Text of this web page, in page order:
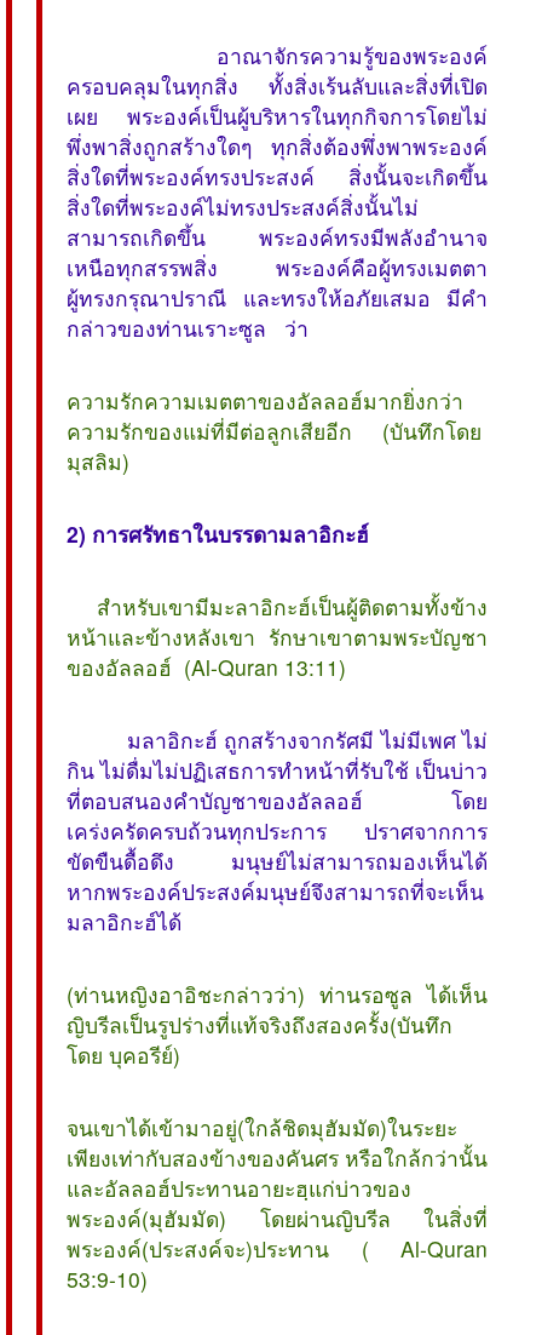
อาณาจักรความรู้ของพระองค์
ครอบคลุมในทุกสิ่ง ทั้งสิ่งเร้นลับและสิ่งที่เปิด
เผย พระองค์เป็นผู้บริหารในทุกกิจการโดยไม่
พึ่งพาสิ่งถูกสร้างใดๆ ทุกสิ่งต้องพึ่งพาพระองค์
สิ่งใดที่พระองค์ทรงประสงค์ สิ่งนั้นจะเกิดขึ้น
สิ่งใดที่พระองค์ไม่ทรงประสงค์สิ่งนั้นไม่
สามารถเกิดขึ้น พระองค์ทรงมีพลังอำนาจ
เหนือทุกสรรพสิ่ง พระองค์คือผู้ทรงเมตตา
ผู้ทรงกรุณาปราณี และทรงให้อภัยเสมอ มีคำ
กล่าวของท่านเราะซูล ว่า
ความรักความเมตตาของอัลลอฮ์มากยิ่งกว่า
ความรักของแม่ที่มีต่อลูกเสียอีก (บันทึกโดย
มุสลิม)
2) การศรัทธาในบรรดามลาอิกะฮ์
 สำหรับเขามีมะลาอิกะฮ์เป็นผู้ติดตามทั้งข้าง
หน้าและข้างหลังเขา รักษาเขาตามพระบัญชา
ของอัลลอฮ์ (Al-Quran 13:11)
มลาอิกะฮ์ ถูกสร้างจากรัศมี ไม่มีเพศ ไม่
กิน ไม่ดื่มไม่ปฏิเสธการทำหน้าที่รับใช้ เป็นบ่าว
ที่ตอบสนองคำบัญชาของอัลลอฮ์ โดย
เคร่งครัดครบถ้วนทุกประการ ปราศจากการ
ขัดขืนดื้อดึง มนุษย์ไม่สามารถมองเห็นได้
หากพระองค์ประสงค์มนุษย์จึงสามารถที่จะเห็น
มลาอิกะฮ์ได้
(ท่านหญิงอาอิชะกล่าวว่า) ท่านรอซูล ได้เห็น
ญิบรีลเป็นรูปร่างที่แท้จริงถึงสองครั้ง(บันทึก
โดย บุคอรีย์)
จนเขาได้เข้ามาอยู่(ใกล้ชิดมุฮัมมัด)ในระยะ
เพียงเท่ากับสองข้างของคันศร หรือใกล้กว่านั้น
และอัลลอฮ์ประทานอายะฮฺแก่บ่าวของ
พระองค์(มุฮัมมัด) โดยผ่านญิบรีล ในสิ่งที่
พระองค์(ประสงค์จะ)ประทาน ( Al-Quran
53:9-10)